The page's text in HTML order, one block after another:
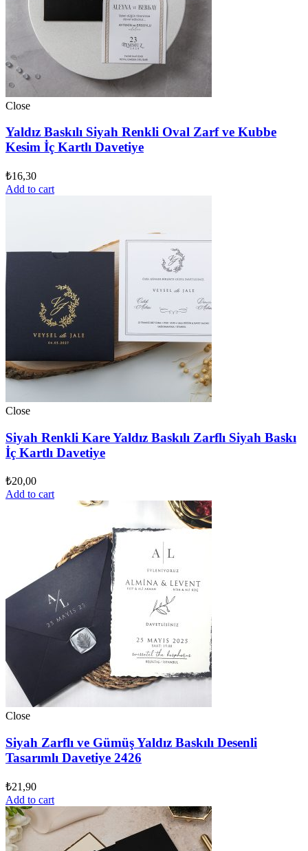
Close
Yaldız Baskılı Siyah Renkli Oval Zarf ve Kubbe
Kesim İç Kartlı Davetiye
₺16,30
Add to cart
Close
Siyah Renkli Kare Yaldız Baskılı Zarflı Siyah Baskı
İç Kartlı Davetiye
₺20,00
Add to cart
Close
Siyah Zarflı ve Gümüş Yaldız Baskılı Desenli
Tasarımlı Davetiye 2426
₺21,90
Add to cart